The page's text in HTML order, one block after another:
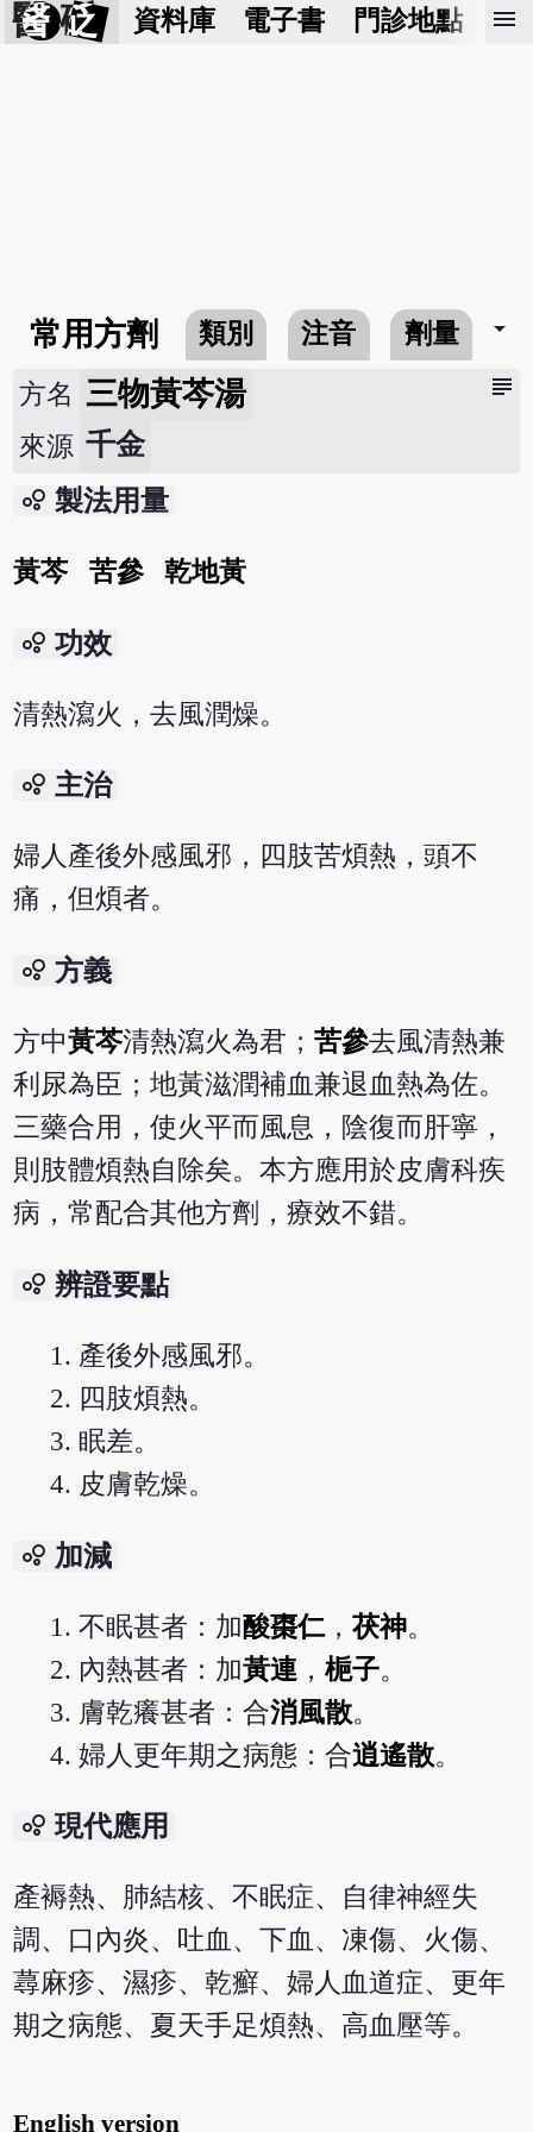
醫 砭 資料庫 電子書 門診地點 預
menu
常用方劑 類別 注音 劑量 arrow_drop_down
subject
方名 三物黃芩湯
來源 千金
bubble_chart 製法用量
黃芩 苦參 乾地黃
bubble_chart 功效
清熱瀉火，去風潤燥。
bubble_chart 主治
婦人產後外感風邪，四肢苦煩熱，頭不
痛，但煩者。
bubble_chart 方義
方中黃芩清熱瀉火為君；苦參去風清熱兼
利尿為臣；地黃滋潤補血兼退血熱為佐。
三藥合用，使火平而風息，陰復而肝寧，
則肢體煩熱自除矣。本方應用於皮膚科疾
病，常配合其他方劑，療效不錯。
bubble_chart 辨證要點
產後外感風邪。
四肢煩熱。
眠差。
皮膚乾燥。
bubble_chart 加減
不眠甚者：加酸棗仁，茯神。
內熱甚者：加黃連 ，梔子。
膚乾癢甚者：合消風散。
婦人更年期之病態：合逍遙散。
bubble_chart 現代應用
產褥熱、肺結核、不眠症、自律神經失
調、口內炎、吐血、下血、凍傷、火傷、
蕁麻疹、濕疹、乾癬、婦人血道症、更年
期之病態、夏天手足煩熱、高血壓等。
English version